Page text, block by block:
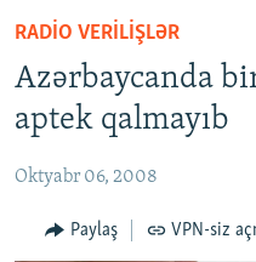
qayıt
Əsas
naviqasiyaya
qayıt
Axtarışa
GÜNDƏM
#İZAHLA
KORRUPSIOMETR
#ƏSLINDƏ
FƏRQƏ BAX
QANUNI DOĞRU
RADIO VERILIŞLƏR
Azərbaycanda
aptek qalmayıb
Oktyabr 06, 2008
Paylaş VPN-siz